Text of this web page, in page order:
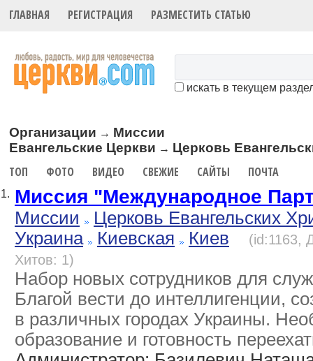
ГЛАВНАЯ РЕГИСТРАЦИЯ РАЗМЕСТИТЬ СТАТЬЮ
искать в текущем
Организации → Миссии
Евангельские Церкви → Церковь
ТОП ФОТО ВИДЕО СВЕЖИЕ САЙТЫ ПОЧТА
1. Миссия "Международное
Миссии
Церковь Евангельских
Украина
Киевская Киев
(id:1163,
Хитов: 1)
Набор новых сотрудников для
Благой вести до интеллигенции,
в различных городах Украины.
образование и готовность